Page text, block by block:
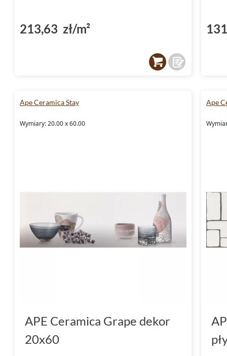
213,63 zł/m²
Ape Ceramica Stay
Wymiary: 20.00 x 60.00
APE Ceramica Grape dekor
20x60
Ape